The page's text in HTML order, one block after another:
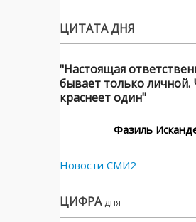
ЦИТАТА ДНЯ
"Настоящая
бывает только личной.
краснеет один"
Фазиль
Новости СМИ2
ЦИФРА дня